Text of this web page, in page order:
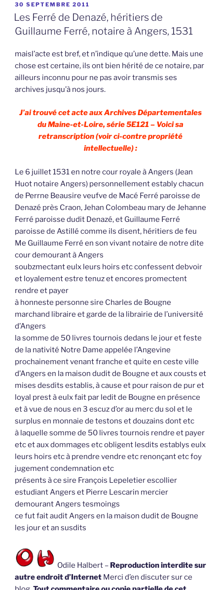
PUBLIÉ
LE
30 SEPTEMBRE 2011
Les Ferré de Denazé, héritiers de
Guillaume Ferré, notaire à Angers, 1531
maisl’acte est bref, et n’indique qu’une dette. Mais une
chose est certaine, ils ont bien hérité de ce notaire, par
ailleurs inconnu pour ne pas avoir transmis ses
archives jusqu’à nos jours.
J’ai trouvé cet acte aux Archives Départementales
du Maine-et-Loire, série 5E121 – Voici sa
retranscription (voir ci-contre propriété
intellectuelle) :
Le 6 juillet 1531 en notre cour royale à Angers (Jean
Huot notaire Angers) personnellement estably chacun
de Perrne Beausire veufve de Macé Ferré paroisse de
Denazé près Craon, Jehan Colombeau mary de Jehanne
Ferré paroisse dudit Denazé, et Guillaume Ferré
paroisse de Astillé comme ils disent, héritiers de feu
Me Guillaume Ferré en son vivant notaire de notre dite
cour demourant à Angers
soubzmectant eulx leurs hoirs etc confessent debvoir
et loyalement estre tenuz et encores promectent
rendre et payer
à honneste personne sire Charles de Bougne
marchand libraire et garde de la librairie de l’université
d’Angers
la somme de 50 livres tournois dedans le jour et feste
de la nativité Notre Dame appelée l’Angevine
prochainement venant franche et quite en ceste ville
d’Angers en la maison dudit de Bougne et aux cousts et
mises desdits establis, à cause et pour raison de pur et
loyal prest à eulx fait par ledit de Bougne en présence
et à vue de nous en 3 escuz d’or au merc du sol et le
surplus en monnaie de testons et douzains dont etc
à laquelle somme de 50 livres tournois rendre et payer
etc et aux dommages etc obligent lesdits establys eulx
leurs hoirs etc à prendre vendre etc renonçant etc foy
jugement condemnation etc
présents à ce sire François Lepeletier escollier
estudiant Angers et Pierre Lescarin mercier
demourant Angers tesmoings
ce fut fait audit Angers en la maison dudit de Bougne
les jour et an susdits
Odile Halbert – Reproduction interdite sur
autre endroit d’Internet Merci d’en discuter sur ce